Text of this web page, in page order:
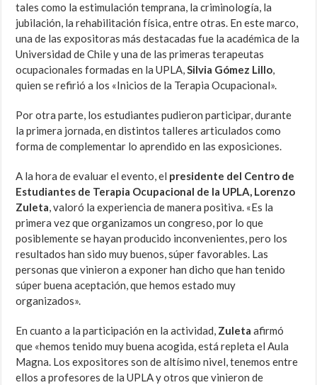
tales como la estimulación temprana, la criminología, la
jubilación, la rehabilitación física, entre otras. En este marco,
una de las expositoras más destacadas fue la académica de la
Universidad de Chile y una de las primeras terapeutas
ocupacionales formadas en la UPLA,Silvia Gómez Lillo,
quien se refirió a los «Inicios de la Terapia Ocupacional».
Por otra parte, los estudiantes pudieron participar, durante
la primera jornada, en distintos talleres articulados como
forma de complementar lo aprendido en las exposiciones.
A la hora de evaluar el evento, el presidente del Centro de
Estudiantes de Terapia Ocupacional de la UPLA, Lorenzo
Zuleta, valoró la experiencia de manera positiva. «Es la
primera vez que organizamos un congreso, por lo que
posiblemente se hayan producido inconvenientes, pero los
resultados han sido muy buenos, súper favorables. Las
personas que vinieron a exponer han dicho que han tenido
súper buena aceptación, que hemos estado muy
organizados».
En cuanto a la participación en la actividad, Zuleta afirmó
que «hemos tenido muy buena acogida, está repleta el Aula
Magna. Los expositores son de altísimo nivel, tenemos entre
ellos a profesores de la UPLA y otros que vinieron de